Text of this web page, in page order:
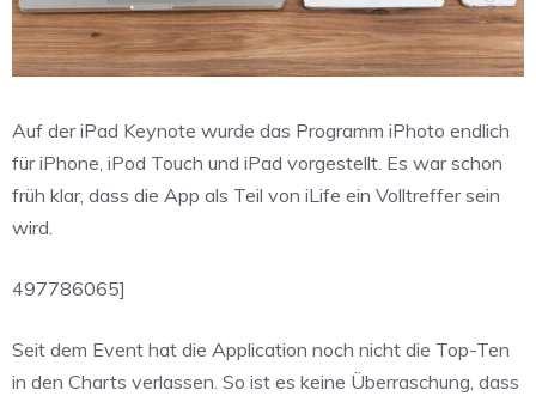
Auf der iPad Keynote wurde das Programm iPhoto endlich
für iPhone, iPod Touch und iPad vorgestellt. Es war schon
früh klar, dass die App als Teil von iLife ein Volltreffer sein
wird.
497786065]
Seit dem Event hat die Application noch nicht die Top-Ten
in den Charts verlassen. So ist es keine Überraschung, dass